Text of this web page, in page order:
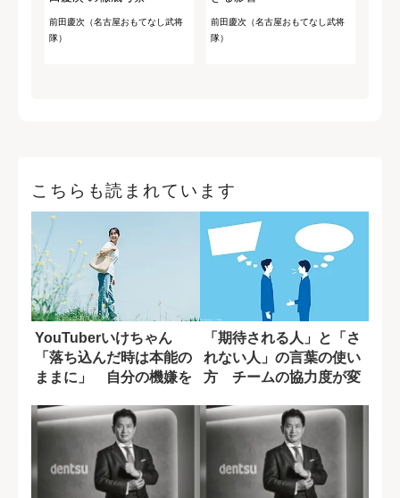
前田慶次（名古屋おもてなし武将
隊）
前田慶次（名古屋おもてなし武将
隊）
こちらも読まれています
YouTuberいけちゃん
「落ち込んだ時は本能の
ままに」 自分の機嫌を
「期待される人」と「さ
れない人」の言葉の使い
方 チームの協力度が変